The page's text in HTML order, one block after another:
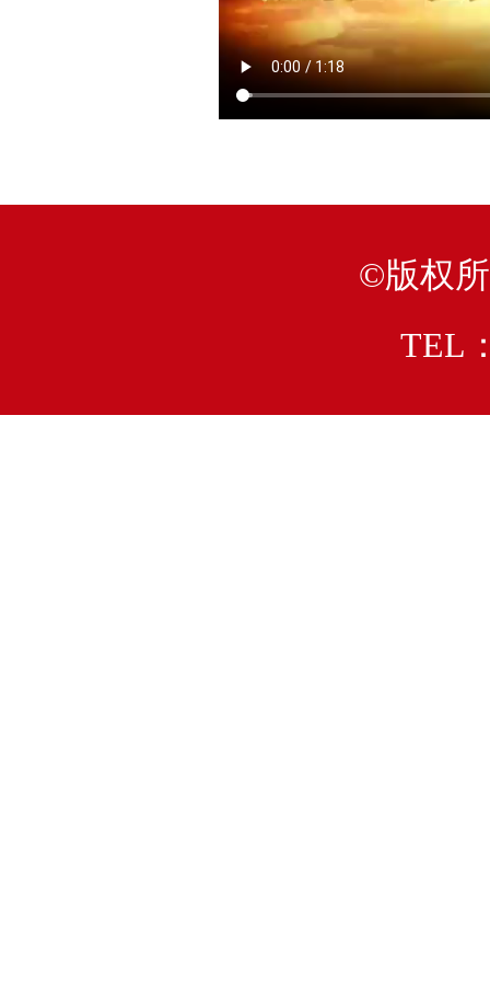
©版权
TEL